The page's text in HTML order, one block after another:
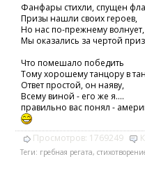
Фанфары стихли, спущен
Призы нашли своих героев,
Но нас по-прежнему волнует,
Мы оказались за чертой
Что помешало победить
Тому хорошему танцору в
Ответ простой, он наяву,
Всему виной - его же я....
правильно вас понял -
Просмотров: 1769249
Теги: гребная регата,